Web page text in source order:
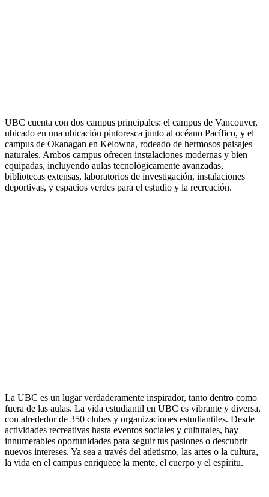
UBC cuenta con dos campus principales: el campus de Vancouver,
ubicado en una ubicación pintoresca junto al océano Pacífico, y el
campus de Okanagan en Kelowna, rodeado de hermosos paisajes
naturales. Ambos campus ofrecen instalaciones modernas y bien
equipadas, incluyendo aulas tecnológicamente avanzadas,
bibliotecas extensas, laboratorios de investigación, instalaciones
deportivas, y espacios verdes para el estudio y la recreación.
La UBC es un lugar verdaderamente inspirador, tanto dentro como
fuera de las aulas. La vida estudiantil en UBC es vibrante y diversa,
con alrededor de 350 clubes y organizaciones estudiantiles. Desde
actividades recreativas hasta eventos sociales y culturales, hay
innumerables oportunidades para seguir tus pasiones o descubrir
nuevos intereses. Ya sea a través del atletismo, las artes o la cultura,
la vida en el campus enriquece la mente, el cuerpo y el espíritu.